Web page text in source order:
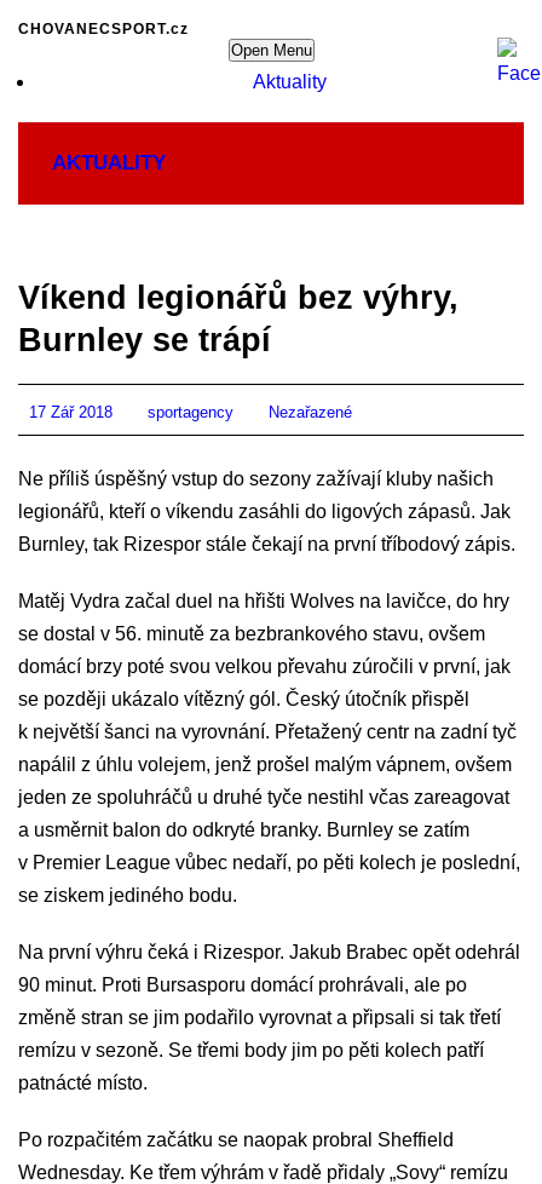
CHOVANECSPORT.cz
Open Menu
Aktuality
AKTUALITY
Víkend legionářů bez výhry,
Burnley se trápí
17 Zář 2018 sportagency Nezařazené
Ne příliš úspěšný vstup do sezony zažívají kluby našich
legionářů, kteří o víkendu zasáhli do ligových zápasů. Jak
Burnley, tak Rizespor stále čekají na první tříbodový zápis.
Matěj Vydra začal duel na hřišti Wolves na lavičce, do hry
se dostal v 56. minutě za bezbrankového stavu, ovšem
domácí brzy poté svou velkou převahu zúročili v první, jak
se později ukázalo vítězný gól. Český útočník přispěl
k největší šanci na vyrovnání. Přetažený centr na zadní tyč
napálil z úhlu volejem, jenž prošel malým vápnem, ovšem
jeden ze spoluhráčů u druhé tyče nestihl včas zareagovat
a usměrnit balon do odkryté branky. Burnley se zatím
v Premier League vůbec nedaří, po pěti kolech je poslední,
se ziskem jediného bodu.
Na první výhru čeká i Rizespor. Jakub Brabec opět odehrál
90 minut. Proti Bursasporu domácí prohrávali, ale po
změně stran se jim podařilo vyrovnat a připsali si tak třetí
remízu v sezoně. Se třemi body jim po pěti kolech patří
patnácté místo.
Po rozpačitém začátku se naopak probral Sheffield
Wednesday. Ke třem výhrám v řadě přidaly „Sovy“ remízu